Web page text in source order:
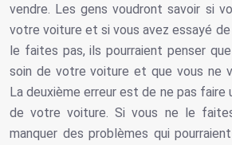
vendre. Les gens voudront savoir si
votre voiture et si vous avez essayé de
le faites pas, ils pourraient penser
soin de votre voiture et que vous ne
La deuxième erreur est de ne pas faire
de votre voiture. Si vous ne le
manquer des problèmes qui